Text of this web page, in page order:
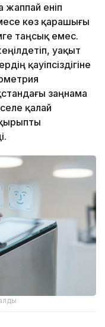
жаппай еніп
көз қарашығы
таңсық емес.
уақыт
қауіпсіздігіне
заңнама
қалай